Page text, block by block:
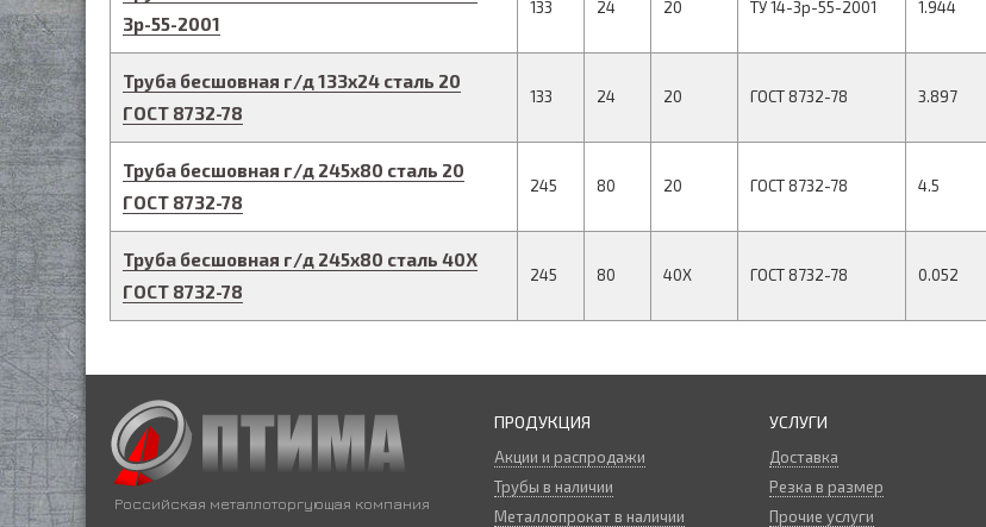
3р-55-2001
133 24 20 ТУ 14-3р-55-2001 1.944
Труба бесшовная г/д133х24 сталь 20
ГОСТ 8732-78
133 24 20 ГОСТ 8732-78 3.897
Труба бесшовная г/д 245х80 сталь 20
ГОСТ 8732-78
245 80 20 ГОСТ 8732-78 4.5
Труба бесшовная г/д 245х80 сталь 40Х
ГОСТ 8732-78
245 80 40Х ГОСТ 8732-78 0.052
Российская металлоторгующая компания
ПРОДУКЦИЯ
Акции и распродажи
Трубы в наличии
Металлопрокат в наличии
УСЛУГИ
Доставка
Резка в размер
Прочие услуги